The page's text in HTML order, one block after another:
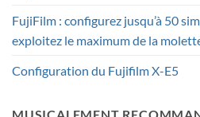
FujiFilm : configurez jusqu’à 50
exploitez le maximum de la
Configuration du Fujifilm X-E5
MUSICALEMENT